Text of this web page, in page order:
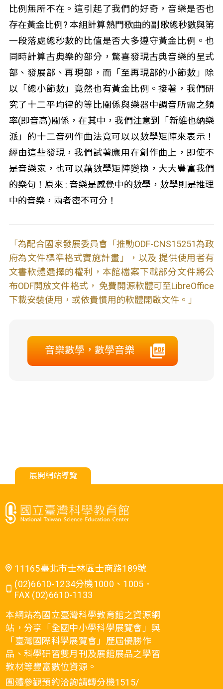
比例無所不在。這引起了我們的好奇，音樂是否也
存在黃金比例? 本組計算熱門歌曲的副歌總秒數與第
一段落處總秒數的比值是否大多遵守黃金比例。也
同時計算古典樂的部分，驚喜發現古典音樂的呈式
部、發展部、再現部，而「至再現部的小節數」除
以「總小節數」竟然也有黃金比例。接著，我們研
究了十二平均律的等比關係與樂器中調音所需之頻
率(即音高)關係，在其中，我們注意到「新維也納樂
派」的十二音列作曲法竟可以以數學矩陣來表示！
經由這些發現，我們試著應用在創作曲上，即使不
是音樂家，也可以藉數學矩陣變換，大大豐富我們
的樂句！原來 : 音樂是感覺中的數學，數學則是推理
中的音樂，兩者密不可分！
「為配合國家發展委員會「推動ODF-CNS15251為政
府為文件標準格式實施計畫」，以及 提供使用者有
文書軟體選擇的權利，本館檔案下載部分文件將公
布ODF開放文件格式， 免費開源軟體可至LibreOffice
下載安裝使用，或依貴慣用的軟體開啟文件。」
音樂數學，數學音樂
展開網站導覽
11165臺北市士林區士商路189號
(02)6610-1234分機1000、1005．
FAX (02)6610-1133
本網站為國立臺灣科學教育館之資源網
站，分享「全國中小學科學展覽會」與
「臺灣國際科學展覽會」歷屆優勝作
品、科學研習雙月刊及展館展品之學習
教材等豐富數位資源。
團體參觀預約洽詢請轉分機1515/